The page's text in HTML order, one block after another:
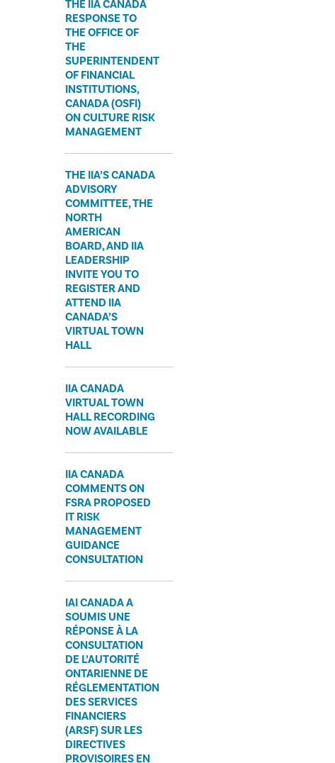
THE IIA CANADA
RESPONSE TO
THE OFFICE OF
THE
SUPERINTENDENT
OF FINANCIAL
INSTITUTIONS,
CANADA (OSFI)
ON CULTURE RISK
MANAGEMENT
THE IIA’S CANADA
ADVISORY
COMMITTEE, THE
NORTH
AMERICAN
BOARD, AND IIA
LEADERSHIP
INVITE YOU TO
REGISTER AND
ATTEND IIA
CANADA’S
VIRTUAL TOWN
HALL
IIA CANADA
VIRTUAL TOWN
HALL RECORDING
NOW AVAILABLE
IIA CANADA
COMMENTS ON
FSRA PROPOSED
IT RISK
MANAGEMENT
GUIDANCE
CONSULTATION
IAI CANADA A
SOUMIS UNE
RÉPONSE À LA
CONSULTATION
DE L’AUTORITÉ
ONTARIENNE DE
RÉGLEMENTATION
DES SERVICES
FINANCIERS
(ARSF) SUR LES
DIRECTIVES
PROVISOIRES EN